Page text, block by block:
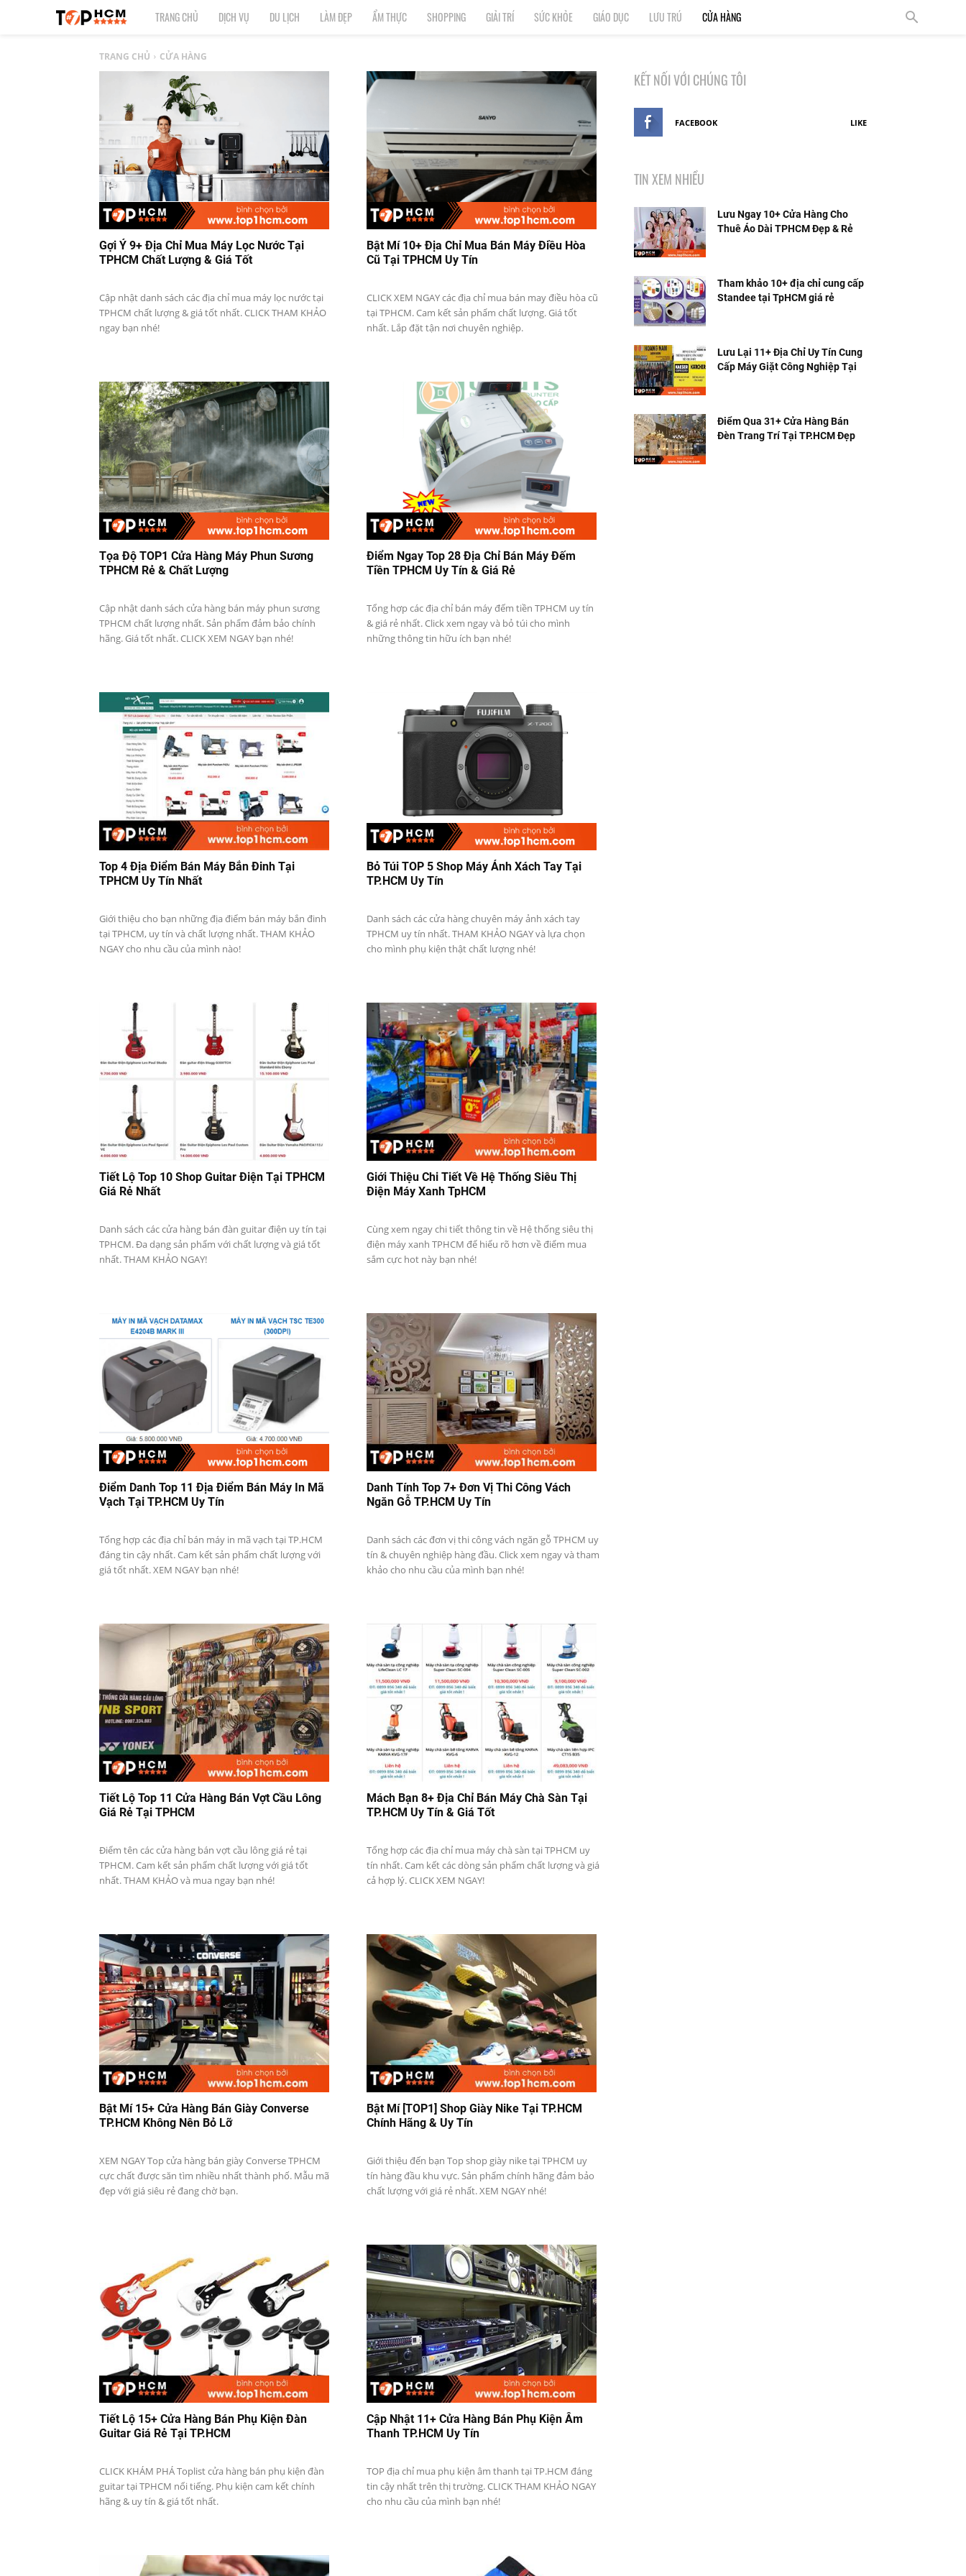
TOP
1
|
Top
địa
điểm,
dịch
vụ
tại
phố
Hồ
Chí
Minh
TRANG CHỦ DỊCH VỤ DU LỊCH LÀM ĐẸP ẨM THỰC SHOPPING GIẢI TRÍ SỨC KHỎE GIÁO DỤC LƯU TRÚ CỬA HÀNG
TRANG CHỦ CỬA HÀNG
Gợi Ý 9+ Địa Chỉ Mua Máy Lọc Nước Tại
TPHCM Chất Lượng & Giá Tốt
Cập nhật danh sách các địa chỉ mua máy lọc nước tại
TPHCM chất lượng & giá tốt nhất. CLICK THAM KHẢO
ngay bạn nhé!
Bật Mí 10+ Địa Chỉ Mua Bán Máy Điều Hòa
Cũ Tại TPHCM Uy Tín
CLICK XEM NGAY các địa chỉ mua bán may điều hòa cũ
tại TPHCM. Cam kết sản phẩm chất lượng. Giá tốt
nhất. Lắp đặt tận nơi chuyên nghiệp.
Tọa Độ TOP1 Cửa Hàng Máy Phun Sương
TPHCM Rẻ & Chất Lượng
Cập nhật danh sách cửa hàng bán máy phun sương
TPHCM chất lượng nhất. Sản phẩm đảm bảo chính
hãng. Giá tốt nhất. CLICK XEM NGAY bạn nhé!
Điểm Ngay Top 28 Địa Chỉ Bán Máy Đếm
Tiền TPHCM Uy Tín & Giá Rẻ
Tổng hợp các địa chỉ bán máy đếm tiền TPHCM uy tín
& giá rẻ nhất. Click xem ngay và bỏ túi cho mình
những thông tin hữu ích bạn nhé!
Top 4 Địa Điểm Bán Máy Bắn Đinh Tại
TPHCM Uy Tín Nhất
Giới thiệu cho bạn những địa điểm bán máy bắn đinh
tại TPHCM, uy tín và chất lượng nhất. THAM KHẢO
NGAY cho nhu cầu của mình nào!
Bỏ Túi TOP 5 Shop Máy Ảnh Xách Tay Tại
TP.HCM Uy Tín
Danh sách các cửa hàng chuyên máy ảnh xách tay
TPHCM uy tín nhất. THAM KHẢO NGAY và lựa chọn
cho mình phụ kiện thật chất lượng nhé!
Tiết Lộ Top 10 Shop Guitar Điện Tại TPHCM
Giá Rẻ Nhất
Danh sách các cửa hàng bán đàn guitar điện uy tín tại
TPHCM. Đa dạng sản phẩm với chất lượng và giá tốt
nhất. THAM KHẢO NGAY!
Giới Thiệu Chi Tiết Về Hệ Thống Siêu Thị
Điện Máy Xanh TpHCM
Cùng xem ngay chi tiết thông tin về Hệ thống siêu thị
điện máy xanh TPHCM để hiểu rõ hơn về điểm mua
sắm cực hot này bạn nhé!
Điểm Danh Top 11 Địa Điểm Bán Máy In Mã
Vạch Tại TP.HCM Uy Tín
Tổng hợp các địa chỉ bán máy in mã vạch tại TP.HCM
đáng tin cậy nhất. Cam kết sản phẩm chất lượng với
giá tốt nhất. XEM NGAY bạn nhé!
Danh Tính Top 7+ Đơn Vị Thi Công Vách
Ngăn Gỗ TP.HCM Uy Tín
Danh sách các đơn vị thi công vách ngăn gỗ TPHCM uy
tín & chuyên nghiệp hàng đầu. Click xem ngay và tham
khảo cho nhu cầu của mình bạn nhé!
Tiết Lộ Top 11 Cửa Hàng Bán Vợt Cầu Lông
Giá Rẻ Tại TPHCM
Điểm tên các cửa hàng bán vợt cầu lông giá rẻ tại
TPHCM. Cam kết sản phẩm chất lượng với giá tốt
nhất. THAM KHẢO và mua ngay bạn nhé!
Mách Bạn 8+ Địa Chỉ Bán Máy Chà Sàn Tại
TP.HCM Uy Tín & Giá Tốt
Tổng hợp các địa chỉ mua máy chà sàn tại TPHCM uy
tín nhất. Cam kết các dòng sản phẩm chất lượng và giá
cả hợp lý. CLICK XEM NGAY!
Bật Mí 15+ Cửa Hàng Bán Giày Converse
TP.HCM Không Nên Bỏ Lỡ
XEM NGAY Top cửa hàng bán giày Converse TPHCM
cực chất được săn tìm nhiều nhất thành phố. Mẫu mã
đẹp với giá siêu rẻ đang chờ bạn.
Bật Mí [TOP1] Shop Giày Nike Tại TP.HCM
Chính Hãng & Uy Tín
Giới thiệu đến bạn Top shop giày nike tại TPHCM uy
tín hàng đầu khu vực. Sản phẩm chính hãng đảm bảo
chất lượng với giá rẻ nhất. XEM NGAY nhé!
Tiết Lộ 15+ Cửa Hàng Bán Phụ Kiện Đàn
Guitar Giá Rẻ Tại TP.HCM
CLICK KHÁM PHÁ Toplist cửa hàng bán phụ kiện đàn
guitar tại TPHCM nổi tiếng. Phụ kiện cam kết chính
hãng & uy tín & giá tốt nhất.
Cập Nhật 11+ Cửa Hàng Bán Phụ Kiện Âm
Thanh TP.HCM Uy Tín
TOP địa chỉ mua phụ kiện âm thanh tại TP.HCM đáng
tin cậy nhất trên thị trường. CLICK THAM KHẢO NGAY
cho nhu cầu của mình bạn nhé!
KẾT NỐI VỚI CHÚNG TÔI
FACEBOOK LIKE
TIN XEM NHIỀU
Lưu Ngay 10+ Cửa Hàng Cho
Thuê Áo Dài TPHCM Đẹp & Rẻ
Tham khảo 10+ địa chỉ cung cấp
Standee tại TpHCM giá rẻ
Lưu Lại 11+ Địa Chỉ Uy Tín Cung
Cấp Máy Giặt Công Nghiệp Tại
Điểm Qua 31+ Cửa Hàng Bán
Đèn Trang Trí Tại TP.HCM Đẹp &